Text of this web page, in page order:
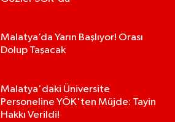
Malatya’da Yarın Başlıyor! Orası
Dolup Taşacak
Malatya'daki Üniversite
Personeline YÖK'ten Müjde: Tayin
Hakkı Verildi!